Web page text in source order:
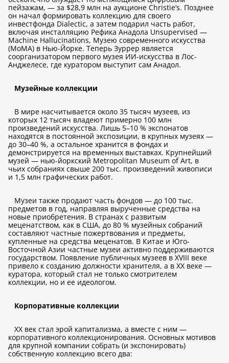
пейзажам, — за $28,9 млн на аукционе Christie’s. Позднее
он начал формировать коллекцию для своего
инвестфонда Dialectic, а затем подарил часть работ,
включая инсталляцию Рефика Анадола Unsupervised —
Machine Hallucinations, Музею современного искусства
(MoMA) в Нью-Йорке. Теперь Зуррер является
соорганизатором первого музея ИИ-искусства в Лос-
Анджелесе, где куратором выступит сам Анадол.
Музейные коллекции
В мире насчитывается около 35 тысяч музеев, из
которых 12 тысяч владеют примерно 100 млн
произведений искусства. Лишь 5–10 % экспонатов
находятся в постоянной экспозиции, в крупных музеях —
до 30–40 %, а остальное хранится в фондах и
демонстрируется на временных выставках. Крупнейший
музей — нью-йоркский Metropolitan Museum of Art, в
чьих собраниях свыше 200 тыс. произведений живописи
и 1,5 млн графических работ.
Музеи также продают часть фондов — до 100 тыс.
предметов в год, направляя вырученные средства на
новые приобретения. В странах с развитым
меценатством, как в США, до 80 % музейных собраний
составляют частные пожертвования и предметы,
купленные на средства меценатов. В Китае и Юго-
Восточной Азии частные музеи активно поддерживаются
государством. Появление публичных музеев в XVIII веке
привело к созданию должности хранителя, а в XX веке —
куратора, который стал не только смотрителем
коллекции, но и ее идеологом.
Корпоративные коллекции
XX век стал эрой капитализма, а вместе с ним —
корпоративного коллекционирования. Основных мотивов
для крупной компании собрать (и экспонировать)
собственную коллекцию всего два: